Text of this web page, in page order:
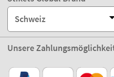
Schweiz
Unsere